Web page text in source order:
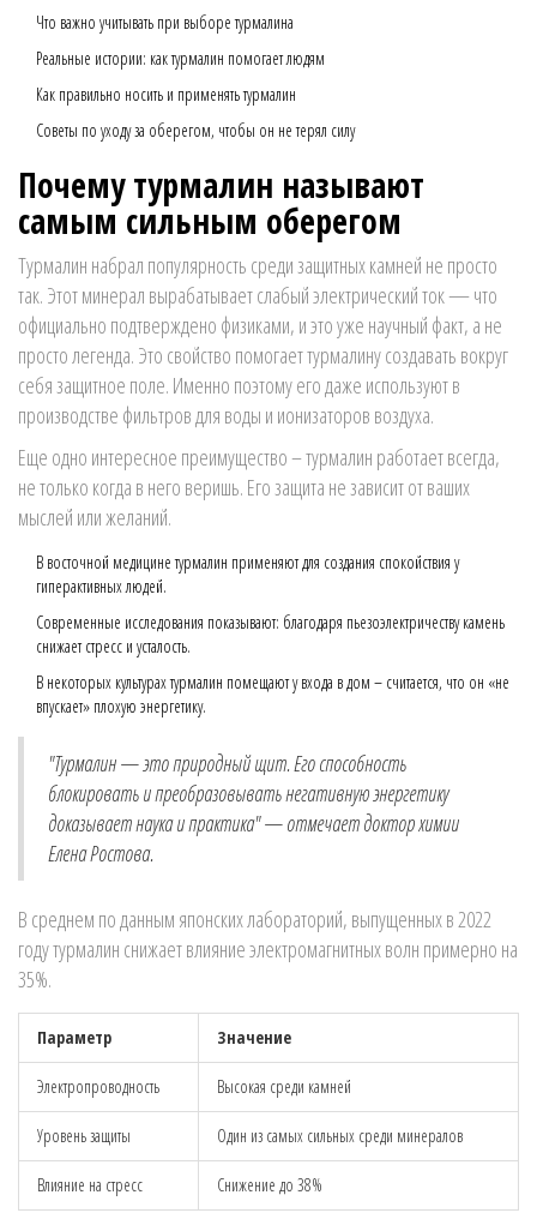
Что важно учитывать при выборе турмалина
Реальные истории: как турмалин помогает людям
Как правильно носить и применять турмалин
Советы по уходу за оберегом, чтобы он не терял силу
Почему турмалин называют
самым сильным оберегом
Турмалин набрал популярность среди защитных камней не просто
так. Этот минерал вырабатывает слабый электрический ток — что
официально подтверждено физиками, и это уже научный факт, а не
просто легенда. Это свойство помогает турмалину создавать вокруг
себя защитное поле. Именно поэтому его даже используют в
производстве фильтров для воды и ионизаторов воздуха.
Еще одно интересное преимущество – турмалин работает всегда,
не только когда в него веришь. Его защита не зависит от ваших
мыслей или желаний.
В восточной медицине турмалин применяют для создания спокойствия у
гиперактивных людей.
Современные исследования показывают: благодаря пьезоэлектричеству камень
снижает стресс и усталость.
В некоторых культурах турмалин помещают у входа в дом – считается, что он «не
впускает» плохую энергетику.
"Турмалин — это природный щит. Его способность
блокировать и преобразовывать негативную энергетику
доказывает наука и практика" — отмечает доктор химии
Елена Ростова.
В среднем по данным японских лабораторий, выпущенных в 2022
году турмалин снижает влияние электромагнитных волн примерно на
35%.
Параметр Значение
Электропроводность Высокая среди камней
Уровень защиты Один из самых сильных среди минералов
Влияние на стресс Снижение до 38%